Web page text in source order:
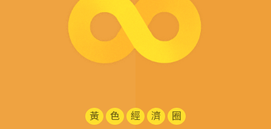
黃 色 經 濟 圈